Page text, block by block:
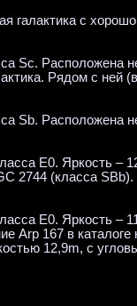
галактика с
Sc. Расположена
Рядом с ней
Sb. Расположена
E0. Яркость
2744 (класса
E0. Яркость
Arp 167 в
12,9m, с